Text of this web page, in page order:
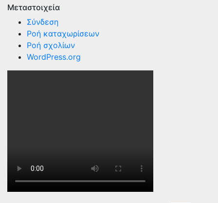
Μεταστοιχεία
Σύνδεση
Ροή καταχωρίσεων
Ροή σχολίων
WordPress.org